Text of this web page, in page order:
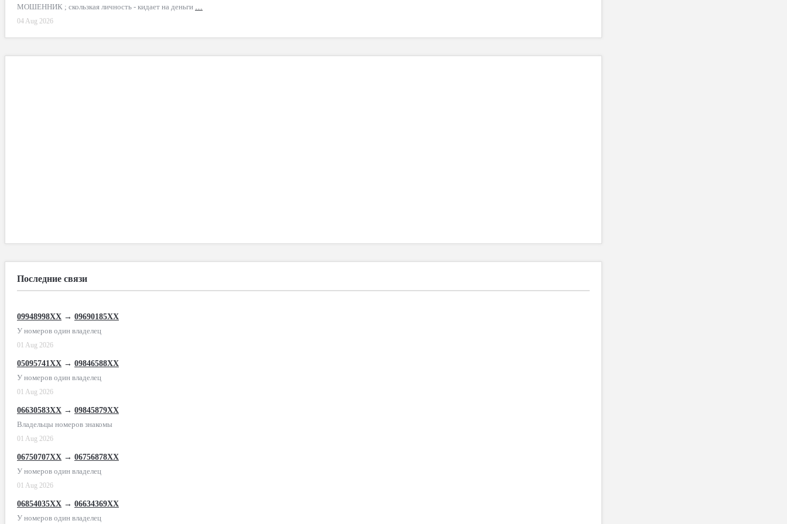
МОШЕННИК ; скользкая личность - кидает на деньги …
04 Aug 2026
Последние связи
09948998XX → 09690185XX
У номеров один владелец
01 Aug 2026
05095741XX → 09846588XX
У номеров один владелец
01 Aug 2026
06630583XX → 09845879XX
Владельцы номеров знакомы
01 Aug 2026
06750707XX → 06756878XX
У номеров один владелец
01 Aug 2026
06854035XX → 06634369XX
У номеров один владелец